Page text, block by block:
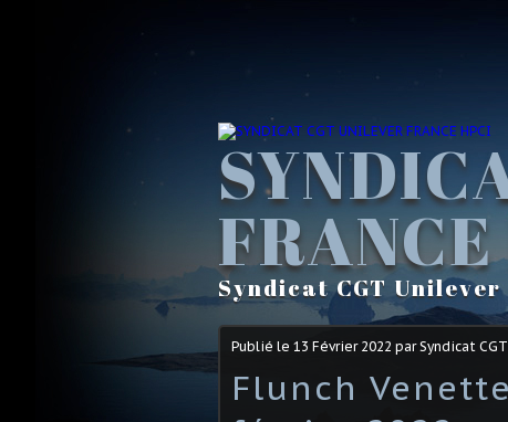
Syndicat CGT
Publié le 13 Février 2022 par Syndicat
Flunch